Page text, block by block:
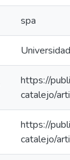
spa
https://
catalejo/
https://
catalejo/